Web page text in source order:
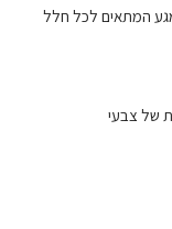
המתאים לכל חלל
של צבעי